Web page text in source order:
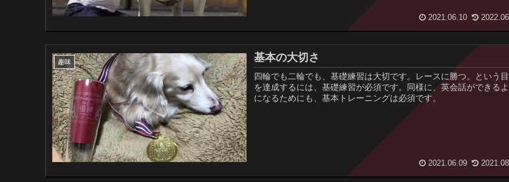
2021.06.10
趣味 基本の大切さ
四輪でも二輪でも、基礎練習は大切です。レースに勝つ。という
を達成するには、基礎練習が必須です。同様に、英会話ができるよ
になるためにも、基本トレーニングは必須です。
2021.06.09